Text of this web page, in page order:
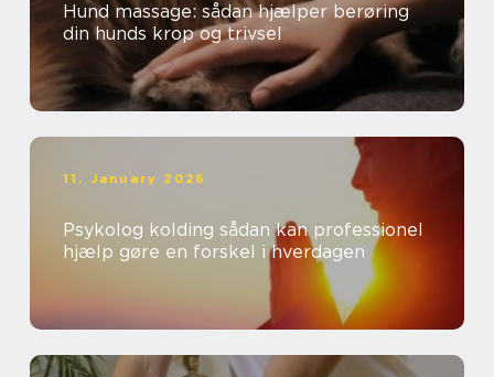
Hund massage: sådan hjælper berøring
din hunds krop og trivsel
11. January 2026
Psykolog kolding sådan kan professionel
hjælp gøre en forskel i hverdagen